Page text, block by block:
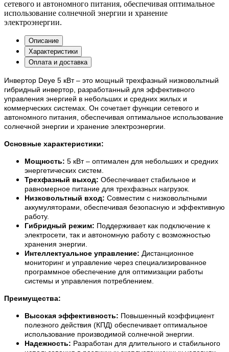
сетевого и автономного питания, обеспечивая оптимальное
использование солнечной энергии и хранение
электроэнергии.
Описание
Характеристики
Оплата и доставка
Инвертор Deye 5 кВт – это мощный трехфазный низковольтный
гибридный инвертор, разработанный для эффективного
управления энергией в небольших и средних жилых и
коммерческих системах. Он сочетает функции сетевого и
автономного питания, обеспечивая оптимальное использование
солнечной энергии и хранение электроэнергии.
Основные характеристики:
Мощность: 5 кВт – оптимален для небольших и средних
энергетических систем.
Трехфазный выход: Обеспечивает стабильное и
равномерное питание для трехфазных нагрузок.
Низковольтный вход: Совместим с низковольтными
аккумуляторами, обеспечивая безопасную и эффективную
работу.
Гибридный режим: Поддерживает как подключение к
электросети, так и автономную работу с возможностью
хранения энергии.
Интеллектуальное управление: Дистанционное
мониторинг и управление через специализированное
программное обеспечение для оптимизации работы
системы и управления потреблением.
Преимущества:
Высокая эффективность: Повышенный коэффициент
полезного действия (КПД) обеспечивает оптимальное
использование производимой солнечной энергии.
Надежность: Разработан для длительного и стабильного